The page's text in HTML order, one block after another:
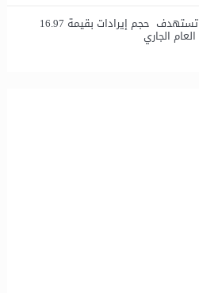
عاجل .. سيدبك تستهدف حجم إيرادات بقيمة 16.97
الجاري